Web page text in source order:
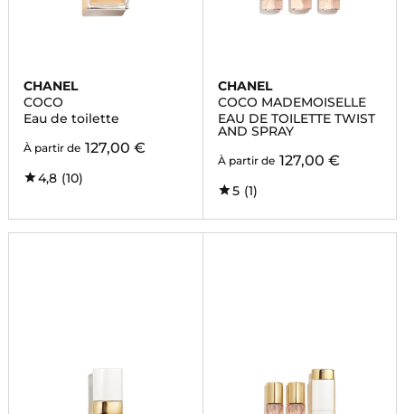
CHANEL
COCO
Eau de toilette
À partir de 127,00 €
4,8 (10)
CHANEL
COCO MADEMOISELLE
EAU DE TOILETTE TWIST
AND SPRAY
À partir de 127,00 €
5 (1)